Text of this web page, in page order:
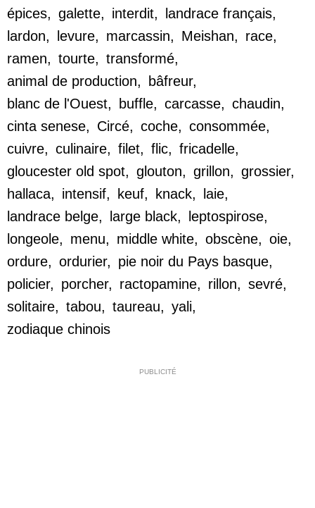
épices, galette, interdit, landrace français,
lardon, levure, marcassin, Meishan, race,
ramen, tourte, transformé,
animal de production, bâfreur,
blanc de l'Ouest, buffle, carcasse, chaudin,
cinta senese, Circé, coche, consommée,
cuivre, culinaire, filet, flic, fricadelle,
gloucester old spot, glouton, grillon, grossier,
hallaca, intensif, keuf, knack, laie,
landrace belge, large black, leptospirose,
longeole, menu, middle white, obscène, oie,
ordure, ordurier, pie noir du Pays basque,
policier, porcher, ractopamine, rillon, sevré,
solitaire, tabou, taureau, yali,
zodiaque chinois
PUBLICITÉ